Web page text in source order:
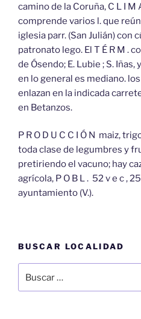
camino de la Coruña, C L I
comprende varios l. que
iglesia parr. (San Julián) con
patronato lego. El T É R M .
de Ósendo; E. Lubie ; S. Iñas,
en lo general es mediano. los
enlazan en la indicada
en Betanzos.
P R O D U C C I Ó N maiz,
toda clase de legumbres y
pretiriendo el vacuno; hay
agrícola, P O B L . 52 v e c ,
ayuntamiento (V.).
BUSCAR LOCALIDAD
por: